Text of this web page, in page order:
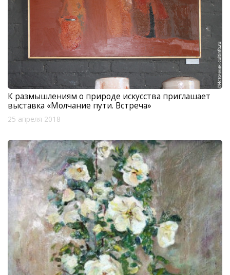
К размышлениям о природе искусства приглашает
выставка «Молчание пути. Встреча»
25 апреля 2018